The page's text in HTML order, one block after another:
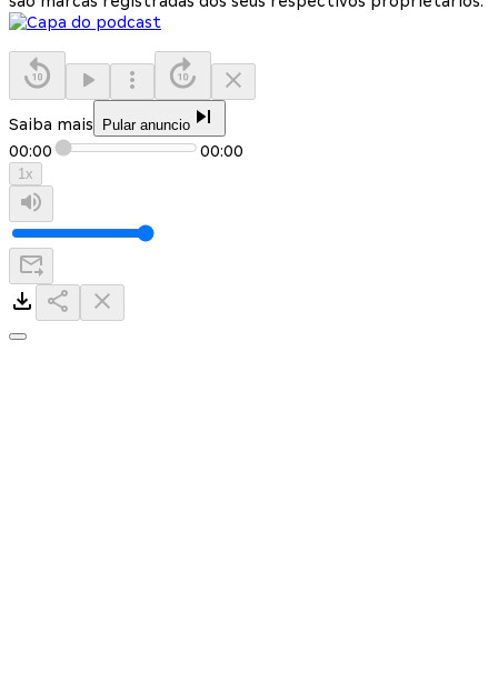
Saiba mais Pular anuncio
00:00 00:00
1x